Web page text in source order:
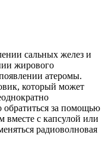
сальных желез и
жирового
атеромы.
который может
обратиться за помощью
вместе с капсулой или
радиоволновая